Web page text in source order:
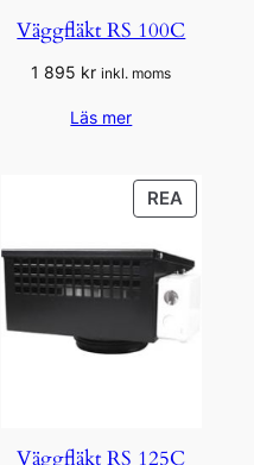
Väggfläkt RS 100C
1 895 kr inkl. moms
Läs mer
REA
PÅ
Väggfläkt RS 125C